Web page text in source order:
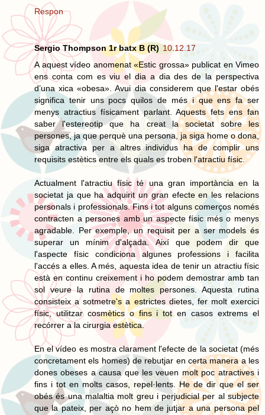
Respon
Sergio Thompson 1r batx B (R) 10.12.17
A aquest vídeo anomenat «Estic grossa» publicat en Vimeo
ens conta com es viu el dia a dia des de la perspectiva
d’una xica «obesa». Avui dia considerem que l'estar obés
significa tenir uns pocs quilos de més i que ens fa ser
menys atractius físicament parlant. Aquests fets ens fan
saber l'estereotip que ha creat la societat sobre les
persones, ja que perquè una persona, ja siga home o dona,
siga atractiva per a altres individus ha de complir uns
requisits estètics entre els quals es troben l'atractiu físic.
Actualment l'atractiu físic té una gran importància en la
societat ja que ha adquirit un gran efecte en les relacions
personals i professionals. Fins i tot alguns comerços només
contracten a persones amb un aspecte físic més o menys
agradable. Per exemple, un requisit per a ser models és
superar un mínim d'alçada. Així que podem dir que
l'aspecte físic condiciona algunes professions i facilita
l'accés a elles. A més, aquesta idea de tenir un atractiu físic
està en continu creixement i ho podem demostrar amb tan
sol veure la rutina de moltes persones. Aquesta rutina
consisteix a sotmetre's a estrictes dietes, fer molt exercici
físic, utilitzar cosmètics o fins i tot en casos extrems el
recórrer a la cirurgia estètica.
En el vídeo es mostra clarament l'efecte de la societat (més
concretament els homes) de rebutjar en certa manera a les
dones obeses a causa que les veuen molt poc atractives i
fins i tot en molts casos, repel·lents. He de dir que el ser
obés és una malaltia molt greu i perjudicial per al subjecte
que la pateix, per açò no hem de jutjar a una persona pel